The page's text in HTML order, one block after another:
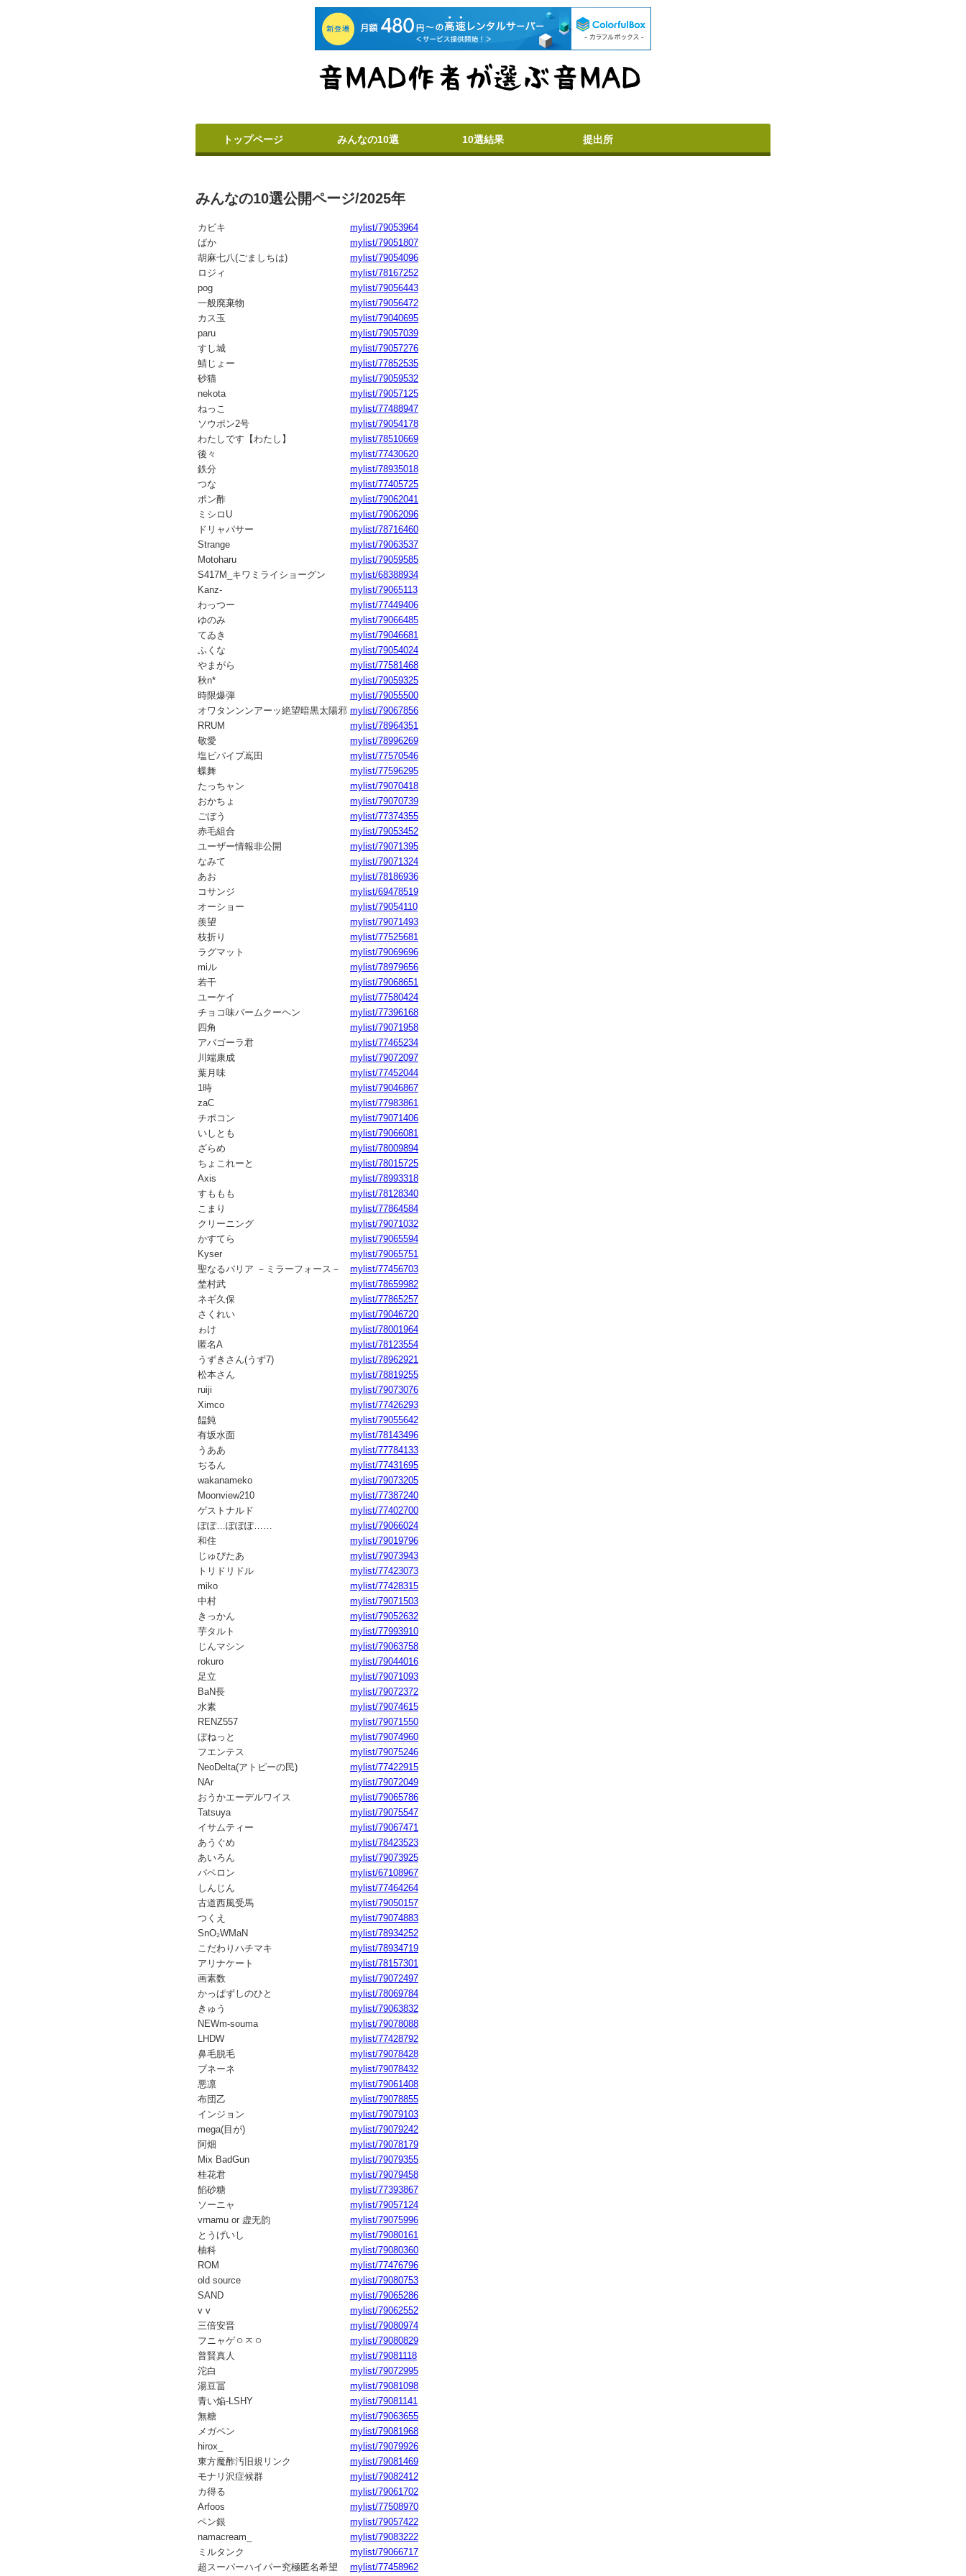
トップページ みんなの10選 10選結果 提出所
みんなの10選公開ページ/2025年
カビキ
mylist/79053964
ばか
mylist/79051807
胡麻七八(ごましちは)
mylist/79054096
ロジィ
mylist/78167252
pog
mylist/79056443
一般廃棄物
mylist/79056472
カス玉
mylist/79040695
paru
mylist/79057039
すし城
mylist/79057276
鯖じょー
mylist/77852535
砂猫
mylist/79059532
nekota
mylist/79057125
ねっこ
mylist/77488947
ソウポン2号
mylist/79054178
わたしです【わたし】
mylist/78510669
後々
mylist/77430620
鉄分
mylist/78935018
つな
mylist/77405725
ポン酢
mylist/79062041
ミシロU
mylist/79062096
ドリャパサー
mylist/78716460
Strange
mylist/79063537
Motoharu
mylist/79059585
S417M_キワミライショーグン
mylist/68388934
Kanz-
mylist/79065113
わっつー
mylist/77449406
ゆのみ
mylist/79066485
てゐき
mylist/79046681
ふくな
mylist/79054024
やまがら
mylist/77581468
秋n*
mylist/79059325
時限爆弾
mylist/79055500
オワタンンンアーッ絶望暗黒太陽邪 mylist/79067856
RRUM
mylist/78964351
敬愛
mylist/78996269
塩ビパイプ嶌田
mylist/77570546
蝶舞
mylist/77596295
たっちャン
mylist/79070418
おかちょ
mylist/79070739
ごぼう
mylist/77374355
赤毛組合
mylist/79053452
ユーザー情報非公開
mylist/79071395
なみて
mylist/79071324
あお
mylist/78186936
コサンジ
mylist/69478519
オーショー
mylist/79054110
羨望
mylist/79071493
枝折り
mylist/77525681
ラグマット
mylist/79069696
miル
mylist/78979656
若干
mylist/79068651
ユーケイ
mylist/77580424
チョコ味バームクーヘン
mylist/77396168
四角
mylist/79071958
アバゴーラ君
mylist/77465234
川端康成
mylist/79072097
葉月味
mylist/77452044
1時
mylist/79046867
zaC
mylist/77983861
チポコン
mylist/79071406
いしとも
mylist/79066081
ざらめ
mylist/78009894
ちょこれーと
mylist/78015725
Axis
mylist/78993318
すももも
mylist/78128340
こまり
mylist/77864584
クリーニング
mylist/79071032
かすてら
mylist/79065594
Kyser
mylist/79065751
聖なるバリア －ミラーフォース－
mylist/77456703
埜村武
mylist/78659982
ネギ久保
mylist/77865257
さくれい
mylist/79046720
ゎけ
mylist/78001964
匿名A
mylist/78123554
うずきさん(うず7)
mylist/78962921
松本さん
mylist/78819255
ruiji
mylist/79073076
Ximco
mylist/77426293
饂飩
mylist/79055642
有坂水面
mylist/78143496
うああ
mylist/77784133
ぢるん
mylist/77431695
wakanameko
mylist/79073205
Moonview210
mylist/77387240
ゲストナルド
mylist/77402700
ぽぽ…ぽぽぽ……
mylist/79066024
和住
mylist/79019796
じゅぴたあ
mylist/79073943
トリドリドル
mylist/77423073
miko
mylist/77428315
中村
mylist/79071503
きっかん
mylist/79052632
芋タルト
mylist/77993910
じんマシン
mylist/79063758
rokuro
mylist/79044016
足立
mylist/79071093
BaN長
mylist/79072372
水素
mylist/79074615
RENZ557
mylist/79071550
ぼねっと
mylist/79074960
フエンテス
mylist/79075246
NeoDelta(アトピーの民)
mylist/77422915
NAr
mylist/79072049
おうかエーデルワイス
mylist/79065786
Tatsuya
mylist/79075547
イサムティー
mylist/79067471
あうぐめ
mylist/78423523
あいろん
mylist/79073925
パペロン
mylist/67108967
しんじん
mylist/77464264
古道西風受馬
mylist/79050157
つくえ
mylist/79074883
SnO₂WMaN
mylist/78934252
こだわりハチマキ
mylist/78934719
アリナケート
mylist/78157301
画素数
mylist/79072497
かっぱずしのひと
mylist/78069784
きゅう
mylist/79063832
NEWm-souma
mylist/79078088
LHDW
mylist/77428792
鼻毛脱毛
mylist/79078428
ブネーネ
mylist/79078432
悪凛
mylist/79061408
布団乙
mylist/79078855
インジョン
mylist/79079103
mega(目が)
mylist/79079242
阿畑
mylist/79078179
Mix BadGun
mylist/79079355
桂花君
mylist/79079458
餡砂糖
mylist/77393867
ソーニャ
mylist/79057124
vrnamu or 虚无韵
mylist/79075996
とうげいし
mylist/79080161
柚科
mylist/79080360
ROM
mylist/77476796
old source
mylist/79080753
SAND
mylist/79065286
v v
mylist/79062552
三倍安晋
mylist/79080974
フニャゲㅇㅈㅇ
mylist/79080829
普賢真人
mylist/79081118
沱白
mylist/79072995
湯豆冨
mylist/79081098
青い焔-LSHY
mylist/79081141
無糖
mylist/79063655
メガペン
mylist/79081968
hirox_
mylist/79079926
東方魔酢汚旧規リンク
mylist/79081469
モナリ沢症候群
mylist/79082412
カ得る
mylist/79061702
Arfoos
mylist/77508970
ペン銀
mylist/79057422
namacream_
mylist/79083222
ミルタンク
mylist/79066717
超スーパーハイパー究極匿名希望
mylist/77458962